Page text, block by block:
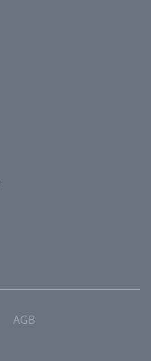
AGB